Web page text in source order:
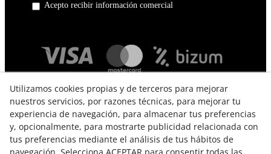
Acepto recibir información comercial
Utilizamos cookies propias y de terceros para mejorar
nuestros servicios, por razones técnicas, para mejorar tu
experiencia de navegación, para almacenar tus preferencias
y, opcionalmente, para mostrarte publicidad relacionada con
tus preferencias mediante el análisis de tus hábitos de